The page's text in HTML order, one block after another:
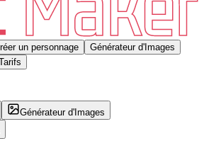
un personnage
Générateur d'Images
Générateur d'Images